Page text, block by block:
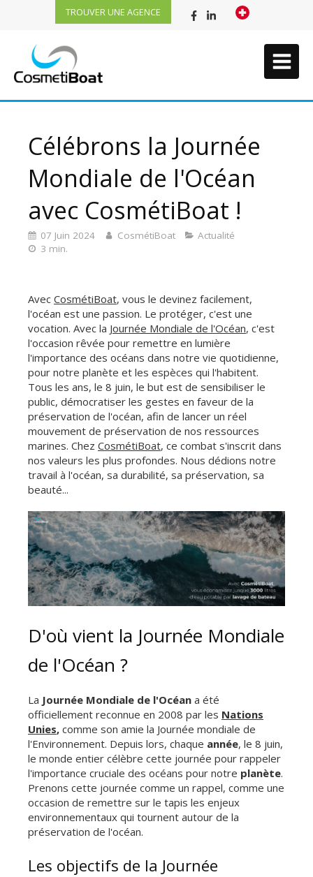
TROUVER UNE AGENCE
Célébrons la Journée
Mondiale de l'Océan
avec CosmétiBoat !
07 Juin 2024 CosmétiBoat
Actualité
3 min.
Avec CosmétiBoat, vous le devinez facilement,
l'océan est une passion. Le protéger, c'est une
vocation. Avec la Journée Mondiale de l'Océan, c'est
l'occasion rêvée pour remettre en lumière
l'importance des océans dans notre vie quotidienne,
pour notre planète et les espèces qui l'habitent.
Tous les ans, le 8 juin, le but est de sensibiliser le
public, démocratiser les gestes en faveur de la
préservation de l'océan, afin de lancer un réel
mouvement de préservation de nos ressources
marines. Chez CosmétiBoat, ce combat s'inscrit dans
nos valeurs les plus profondes. Nous dédions notre
travail à l'océan, sa durabilité, sa préservation, sa
beauté...
D'où vient la Journée Mondiale
de l'Océan ?
La Journée Mondiale de l'Océan a été
officiellement reconnue en 2008 par les Nations
Unies, comme son amie la Journée mondiale de
l'Environnement. Depuis lors, chaque année, le 8 juin,
le monde entier célèbre cette journée pour rappeler
l'importance cruciale des océans pour notre planète.
Prenons cette journée comme un rappel, comme une
occasion de remettre sur le tapis les enjeux
environnementaux qui tournent autour de la
préservation de l'océan.
Les objectifs de la Journée